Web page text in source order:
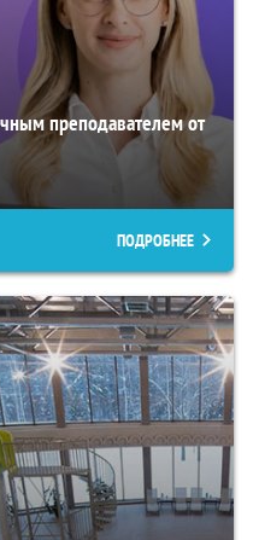
преподавателем от
ПОДРОБНЕЕ